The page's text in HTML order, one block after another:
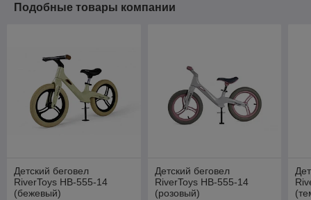
Подобные товары компании
Детский беговел
RiverToys HB-555-14
(бежевый)
Детский беговел
RiverToys HB-555-14
(розовый)